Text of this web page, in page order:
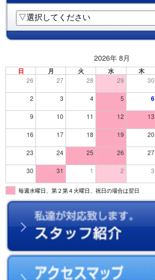
2026年 8月
日 月 火 水 木
26 27 28 29 30
2 3 4 5 6
9 10 11 12 13
16 17 18 19 20
23 24 25 26 27
30 31 1 2 3
毎週水曜日、第２第４火曜日、祝日の場合は翌日